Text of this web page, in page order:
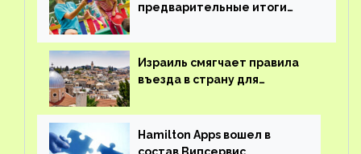
предварительные итоги
Израиль смягчает правила
въезда в страну для
Hamilton Apps вошел в